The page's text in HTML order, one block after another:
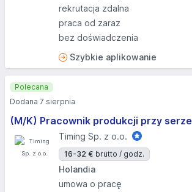
rekrutacja zdalna
praca od zaraz
bez doświadczenia
Szybkie aplikowanie
(M/K) Pracownik produkcji przy serze
Timing Sp. z o.o.
16-32 € brutto / godz.
Holandia
umowa o pracę
Polecana
Dodana 7 sierpnia